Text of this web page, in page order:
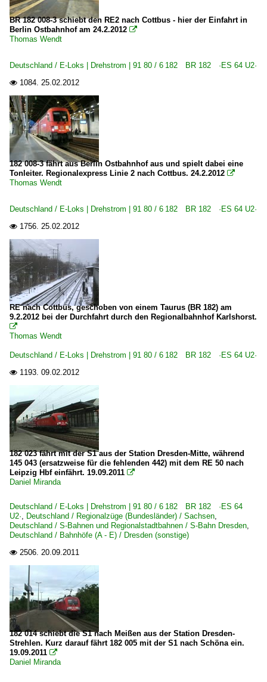
BR 182 008-3 schiebt den RE2 nach Cottbus - hier der Einfahrt in
Berlin Ostbahnhof am 24.2.2012 
Thomas Wendt
Deutschland / E-Loks | Drehstrom | 91 80 / 6 182 BR 182 ·ES 64 U2·
 1084. 25.02.2012
182 008-3 fährt aus Berlin Ostbahnhof aus und spielt dabei eine
Tonleiter. Regionalexpress Linie 2 nach Cottbus. 24.2.2012 
Thomas Wendt
Deutschland / E-Loks | Drehstrom | 91 80 / 6 182 BR 182 ·ES 64 U2·
 1756. 25.02.2012
RE nach Cottbus, geschoben von einem Taurus (BR 182) am
9.2.2012 bei der Durchfahrt durch den Regionalbahnhof Karlshorst.

Thomas Wendt
Deutschland / E-Loks | Drehstrom | 91 80 / 6 182 BR 182 ·ES 64 U2·
 1193. 09.02.2012
182 023 fährt mit der S1 aus der Station Dresden-Mitte, während
145 043 (ersatzweise für die fehlenden 442) mit dem RE 50 nach
Leipzig Hbf einfährt. 19.09.2011 
Daniel Miranda
Deutschland / E-Loks | Drehstrom | 91 80 / 6 182 BR 182 ·ES 64
U2·, Deutschland / Regionalzüge (Bundesländer) / Sachsen,
Deutschland / S-Bahnen und Regionalstadtbahnen / S-Bahn Dresden,
Deutschland / Bahnhöfe (A - E) / Dresden (sonstige)
 2506. 20.09.2011
182 014 schiebt die S1 nach Meißen aus der Station Dresden-
Strehlen. Kurz darauf fährt 182 005 mit der S1 nach Schöna ein.
19.09.2011 
Daniel Miranda